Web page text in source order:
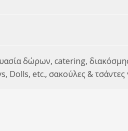
δώρων, catering,
Dolls, etc., σακούλες & τσάντες